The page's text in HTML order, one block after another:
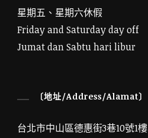
星期五、星期六休假
Friday and Saturday day off
Jumat dan Sabtu hari libur
〔地址/Address/Alamat〕
台北市中山區德惠街3巷10號1樓